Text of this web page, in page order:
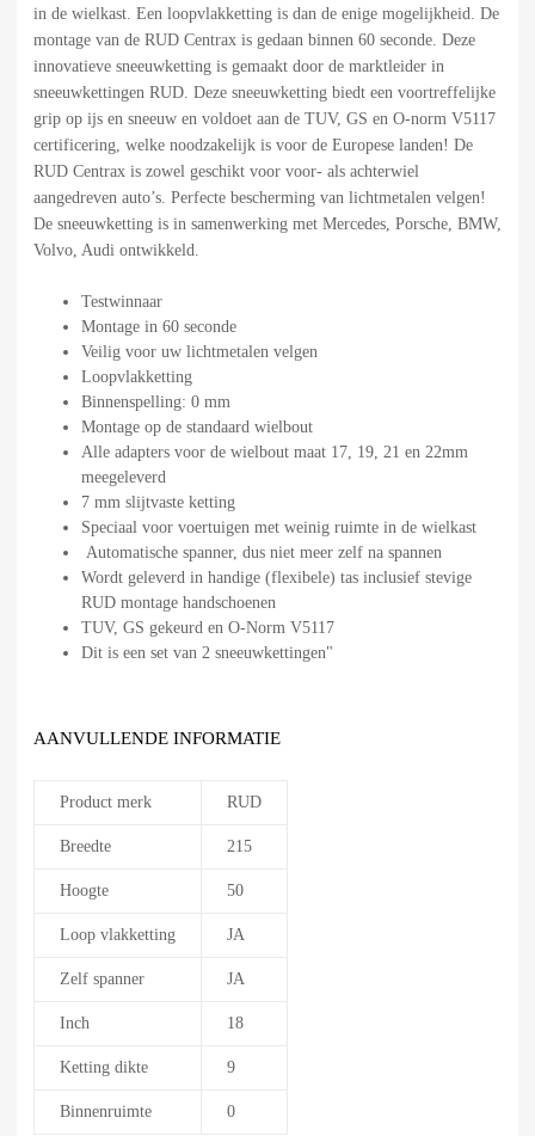
in de wielkast. Een loopvlakketting is dan de enige mogelijkheid. De
montage van de RUD Centrax is gedaan binnen 60 seconde. Deze
innovatieve sneeuwketting is gemaakt door de marktleider in
sneeuwkettingen RUD. Deze sneeuwketting biedt een voortreffelijke
grip op ijs en sneeuw en voldoet aan de TUV, GS en O-norm V5117
certificering, welke noodzakelijk is voor de Europese landen! De
RUD Centrax is zowel geschikt voor voor- als achterwiel
aangedreven auto’s. Perfecte bescherming van lichtmetalen velgen!
De sneeuwketting is in samenwerking met Mercedes, Porsche, BMW,
Volvo, Audi ontwikkeld.
Testwinnaar
Montage in 60 seconde
Veilig voor uw lichtmetalen velgen
Loopvlakketting
Binnenspelling: 0 mm
Montage op de standaard wielbout
Alle adapters voor de wielbout maat 17, 19, 21 en 22mm
meegeleverd
7 mm slijtvaste ketting
Speciaal voor voertuigen met weinig ruimte in de wielkast
Automatische spanner, dus niet meer zelf na spannen
Wordt geleverd in handige (flexibele) tas inclusief stevige
RUD montage handschoenen
TUV, GS gekeurd en O-Norm V5117
Dit is een set van 2 sneeuwkettingen"
AANVULLENDE INFORMATIE
Product merk RUD
Breedte 215
Hoogte 50
Loop vlakketting JA
Zelf spanner JA
Inch 18
Ketting dikte 9
Binnenruimte 0